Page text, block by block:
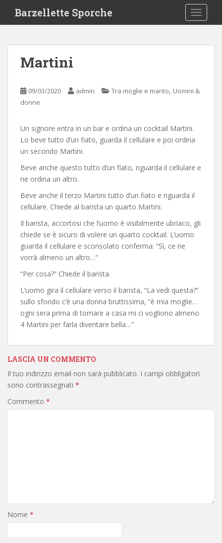
i
Barzellette Sporche
Martini
09/03/2020 admin Tra moglie e marito, Uomini &
donne
Un signore entra in un bar e ordina un cocktail Martini.
Lo beve tutto d’un fiato, guarda il cellulare e poi ordina
un secondo Martini.
Beve anche questo tutto d’un fiato, riguarda il cellulare e
ne ordina un altro.
Beve anche il terzo Martini tutto d’un fiato e riguarda il
cellulare. Chiede al barista un quarto Martini.
Il barista, accortosi che l’uomo è visibilmente ubriaco, gli
chiede se è sicuro di volere un quarto cocktail. L’uomo
guarda il cellulare e sconsolato conferma: “Sì, ce ne
vorrà almeno un altro…”
“Per cosa?” Chiede il barista.
L’uomo gira il cellulare verso il barista, “La vedi questa?”
sullo sfondo c’è una donna bruttissima, “è mia moglie…
ogni sera prima di tornare a casa mi ci vogliono almeno
4 Martini per farla diventare bella…”
LASCIA UN COMMENTO
Il tuo indirizzo email non sarà pubblicato. I campi obbligatori
sono contrassegnati *
Commento *
Nome *